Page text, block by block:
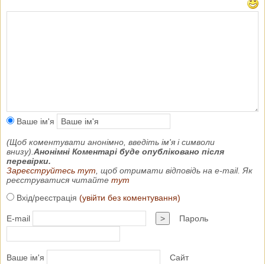
Ваше ім'я
(Щоб коментувати анонімно, введіть ім'я і символи
внизу). Анонімні Коментарі буде опубліковано після
перевірки.
Зареєструйтесь тут , щоб отримати відповідь на e-mail. Як
реєструватися читайте тут
Вхід/реєстрація (увійти без коментування)
E-mail > Пароль
Ваше ім'я Сайт